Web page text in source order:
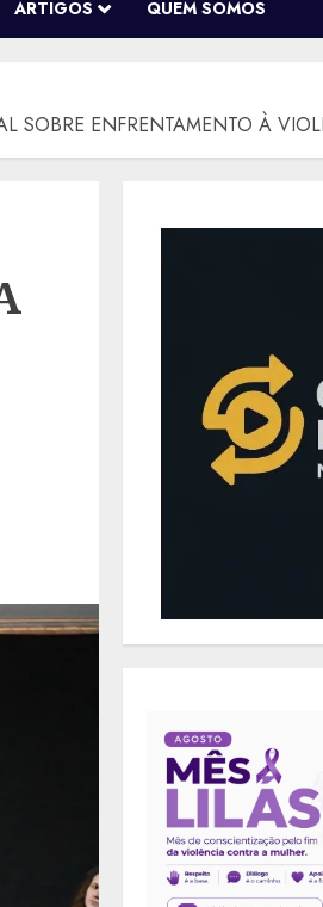
ARTIGOS QUEM SOMOS
SOBRE ENFRENTAMENTO À